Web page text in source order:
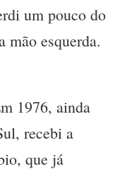
um pouco do
mão esquerda.
1976, ainda
recebi a
que já